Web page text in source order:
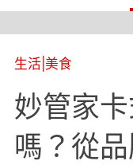
生活 美食
妙管家
嗎？從